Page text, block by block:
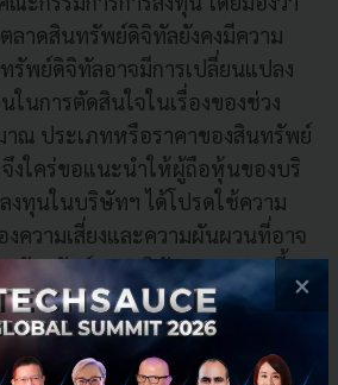
ลาดสินทรัพย์ดิจิทัลยังคงมีความ
รัพย์ดิจิทัลอาจมีการเปลี่ยนแปลง
นการตัดสินใจในเรื่องของช่วง
าณ ประเภทหรือราคาของสินทรัพย์
งใคร่ขอแนะนําให้ผู้ถือหุ้นของบริ
งทุนในบริษัทฯ ได้โปรดใช้ความ
งความเสี่ยงและความผันผวนที่อาจ
ลักทรัพย์ของบริษัทฯ นอกจากนี้
ดิจิทัลจะใช้สกุลเงินเหรียญสหรัฐ
ากอัตราแลกเปลี่ยนสูงขึ้นตามไป
งที่กล่าวถึงข้างต้น ตลอดจนมีความ
×